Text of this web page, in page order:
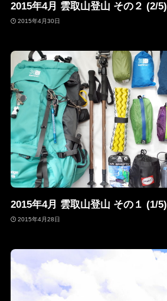
2015年4月 雲取山登山 その２ (2/5)
2015年4月30日
2015年4月 雲取山登山 その１ (1/5)
2015年4月28日